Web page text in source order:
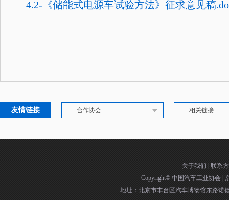
4.2-《储能式电源车试验方法》征求意见稿
友情链接 ---- 合作协会 ---- ---- 相关链接 ----
关于我们
联系
Copyright© 中国汽车工业协会
地址：北京市丰台区汽车博物馆东路诺